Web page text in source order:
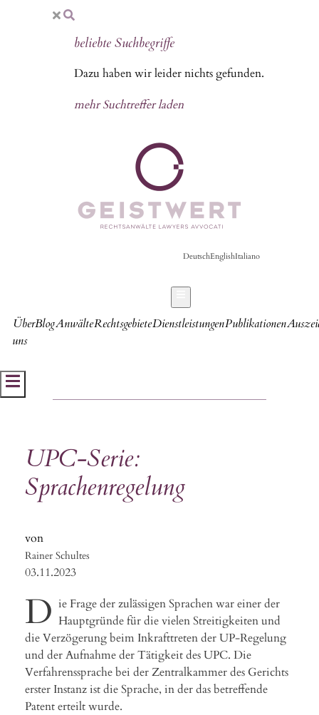
beliebte Suchbegriffe
Dazu haben wir leider nichts gefunden.
mehr Suchtreffer laden
DeutschEnglishItaliano
Über
uns
BlogAnwälteRechtsgebieteDienstleistungenPublikationen
Hamburger Toggle Menu
UPC-Serie:
Sprachenregelung
Rainer Schultes
03.11.2023
D ie Frage der zulässigen Sprachen war einer der
Hauptgründe für die vielen Streitigkeiten und
die Verzögerung beim Inkrafttreten der UP-Regelung
und der Aufnahme der Tätigkeit des UPC. Die
Verfahrenssprache bei der Zentralkammer des Gerichts
erster Instanz ist die Sprache, in der das betreffende
Patent erteilt wurde.